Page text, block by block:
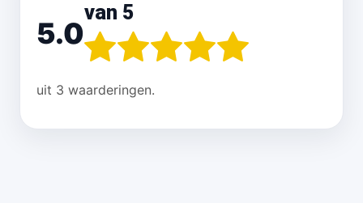
5.0
van 5
uit 3 waarderingen.